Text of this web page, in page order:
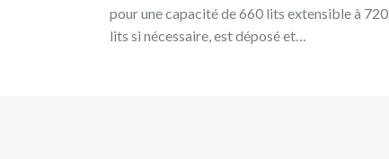
pour une capacité de 660 lits extensible à 720
lits si nécessaire, est déposé et…